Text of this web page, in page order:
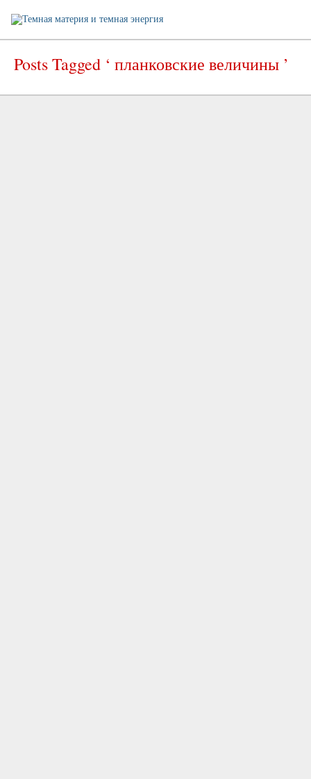
Posts Tagged ‘ планковские величины ’